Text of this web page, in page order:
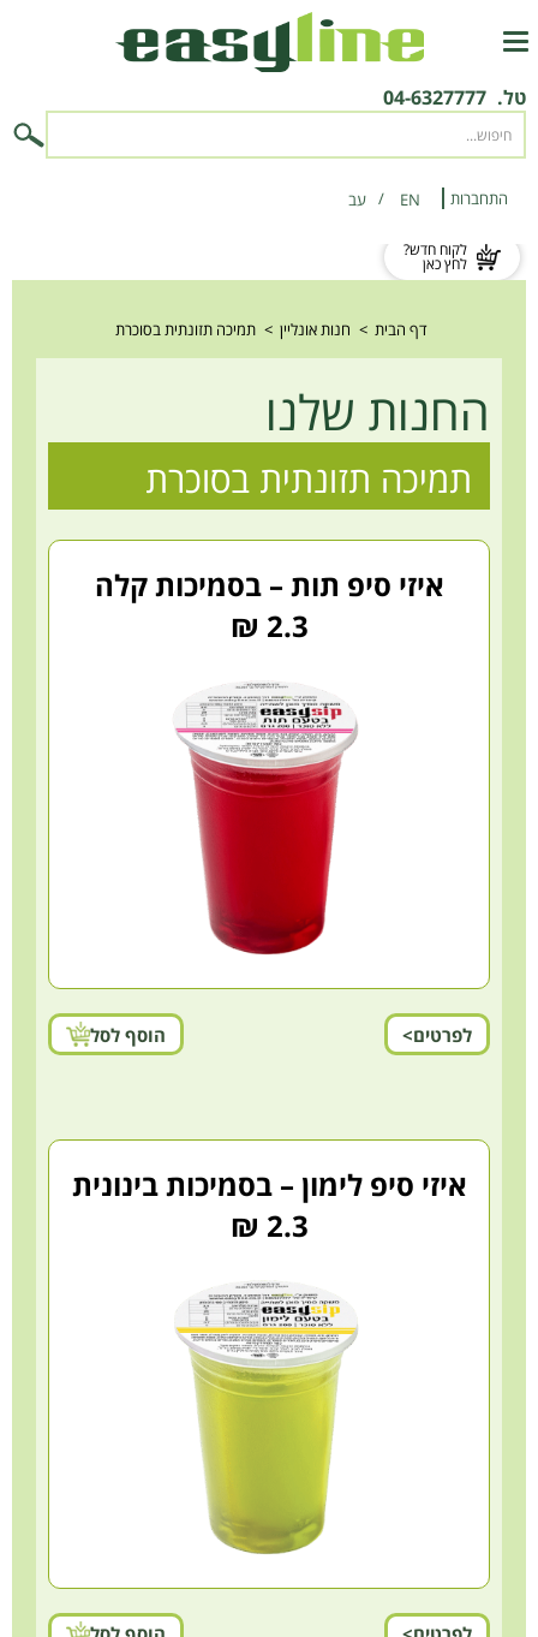
טל. 04-6327777
התחברות EN ‫עב‬
לקוח חדש?
לחץ כאן
דף הבית > חנות אונליין > תמיכה תזונתית בסוכרת
החנות שלנו
תמיכה תזונתית בסוכרת
איזי סיפ תות – בסמיכות קלה
2.3 ₪
לפרטים> הוסף לסל
איזי סיפ לימון – בסמיכות בינונית
2.3 ₪